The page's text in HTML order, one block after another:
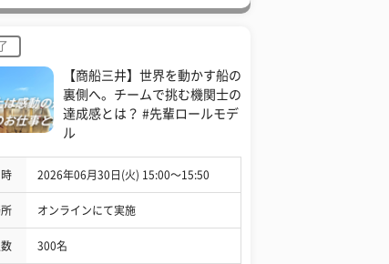
【商船三井】世界を動かす船の
裏側へ。チームで挑む機関士の
達成感とは？ #先輩ロールモデ
ル
2026年06月30日(火) 15:00〜15:50
オンラインにて実施
300名